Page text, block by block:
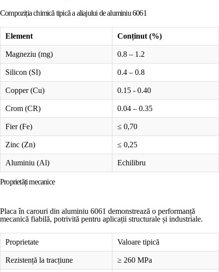
Compoziția chimică tipică a aliajului de aluminiu 6061
Element Conținut (%)
Magneziu (mg) 0.8 – 1.2
Silicon (SI) 0.4 – 0.8
Copper (Cu) 0.15 - 0.40
Crom (CR) 0.04 – 0.35
Fier (Fe) ≤ 0,70
Zinc (Zn) ≤ 0,25
Aluminiu (Al) Echilibru
Proprietăți mecanice
Placa în carouri din aluminiu 6061 demonstrează o performanță
mecanică fiabilă, potrivită pentru aplicații structurale și industriale.
Proprietate Valoare tipică
Rezistență la tracțiune ≥ 260 MPa